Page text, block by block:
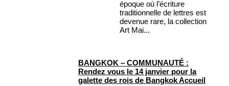
époque où l’écriture
traditionnelle de lettres est
devenue rare, la collection
Art Mai...
BANGKOK – COMMUNAUTÉ :
Rendez vous le 14 janvier pour la
galette des rois de Bangkok Accueil